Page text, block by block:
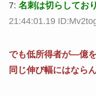
7: 名刺は切らしてお
21:44:01.19
でも低所得者が―億
同じ伸び幅にはなら